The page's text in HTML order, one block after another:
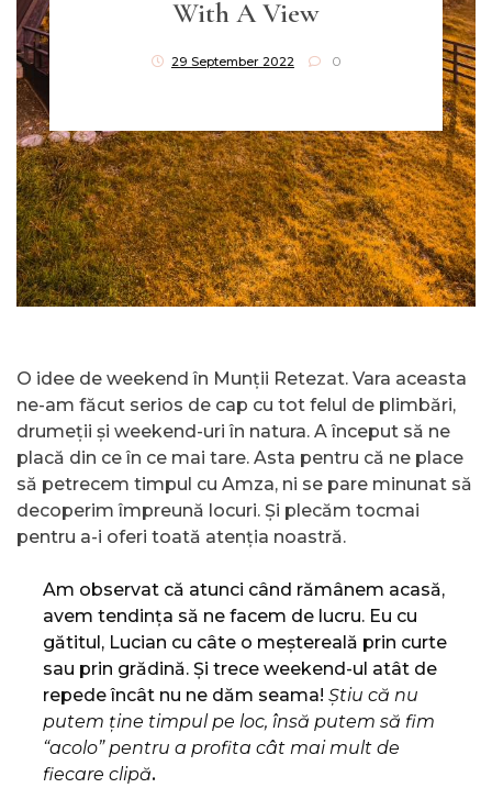
With A View
29 September 2022 0
O idee de weekend în Munții Retezat. Vara aceasta
ne-am făcut serios de cap cu tot felul de plimbări,
drumeții și weekend-uri în natura. A început să ne
placă din ce în ce mai tare. Asta pentru că ne place
să petrecem timpul cu Amza, ni se pare minunat să
decoperim împreună locuri. Și plecăm tocmai
pentru a-i oferi toată atenția noastră.
Am observat că atunci când rămânem acasă,
avem tendința să ne facem de lucru. Eu cu
gătitul, Lucian cu câte o meștereală prin curte
sau prin grădină. Și trece weekend-ul atât de
repede încât nu ne dăm seama! Știu că nu
putem ține timpul pe loc, însă putem să fim
“acolo” pentru a profita cât mai mult de
fiecare clipă.